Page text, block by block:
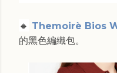
🔸 Themoirè Bios
的黑色編織包。